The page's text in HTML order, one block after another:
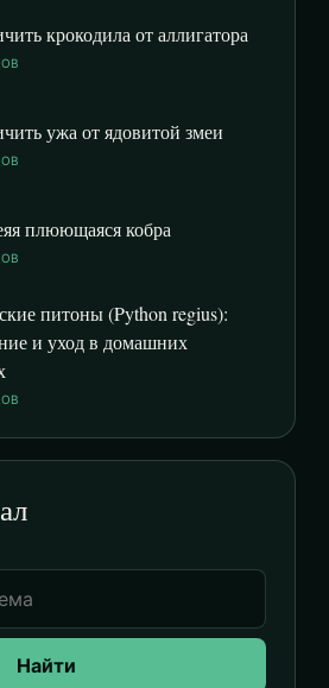
крокодила от аллигатора
ужа от ядовитой змеи
плюющаяся кобра
питоны (Python regius):
и уход в домашних
Найти